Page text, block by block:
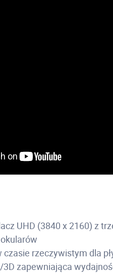
UHD (3840 x 2160) z
rzeczywistym dla
zapewniająca